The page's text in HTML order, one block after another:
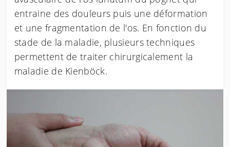
entraine des douleurs puis une déformation
et une fragmentation de l'os. En fonction du
stade de la maladie, plusieurs techniques
permettent de traiter chirurgicalement la
maladie de Kienböck.